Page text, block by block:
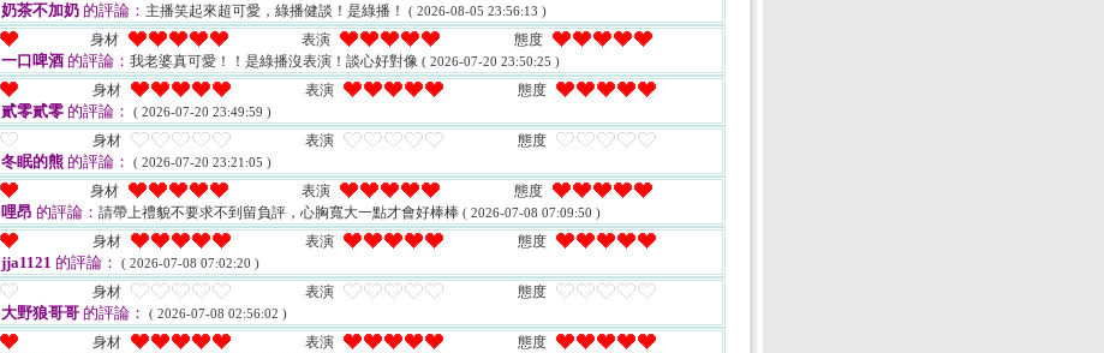
奶茶不加奶 的評論： 主播笑起來超可愛，綠播健談！是綠播！ ( 2026-08-05 23:56:13 )
身材 表演 態度
一口啤酒 的評論： 我老婆真可愛！！是綠播沒表演！談心好對像 ( 2026-07-20 23:50:25 )
身材 表演 態度
貳零貳零 的評論： ( 2026-07-20 23:49:59 )
身材 表演 態度
冬眠的熊 的評論： ( 2026-07-20 23:21:05 )
身材 表演 態度
哩昂 的評論： 請帶上禮貌不要求不到留負評，心胸寬大一點才會好棒棒 ( 2026-07-08 07:09:50 )
身材 表演 態度
jja1121 的評論： ( 2026-07-08 07:02:20 )
身材 表演 態度
大野狼哥哥 的評論： ( 2026-07-08 02:56:02 )
身材 表演 態度